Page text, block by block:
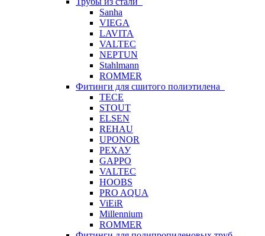
Sanha
VIEGA
LAVITA
VALTEC
NEPTUN
Stahlmann
ROMMER
Фитинги для сшитого полиэтилена
TECE
STOUT
ELSEN
REHAU
UPONOR
РЕХАУ
GAPPO
VALTEC
HOOBS
PRO AQUA
ViEiR
Millennium
ROMMER